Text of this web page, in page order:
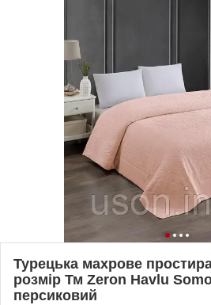
Турецька махрове
розмір Тм Zeron Нavlu
персиковий